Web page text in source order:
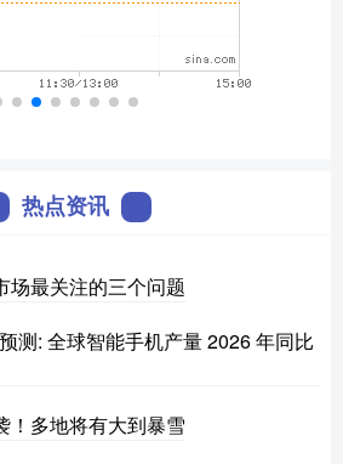
热点资讯
场最关注的三个问题
测: 全球智能手机产量 2026 年同比
！多地将有大到暴雪